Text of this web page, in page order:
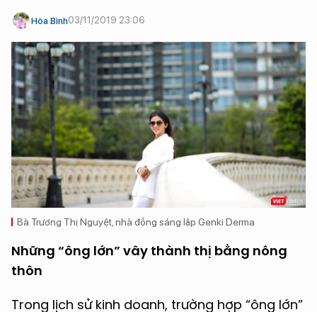
Hòa Bình03/11/2019 23:06
Bà Trương Thị Nguyệt, nhà đồng sáng lập Genki Derma
Những “ông lớn” vây thành thị bằng nông
thôn
Trong lịch sử kinh doanh, trường hợp “ông lớn”